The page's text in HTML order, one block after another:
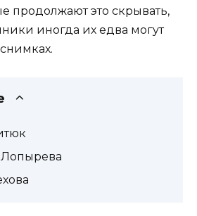
продолжают это скрывать,
иногда их едва могут